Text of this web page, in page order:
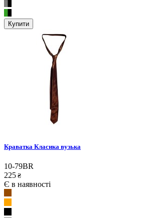
Купити
Краватка Класика вузька
10-79BR
225 ₴
Є в наявності